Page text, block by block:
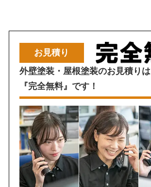
お見積り
外壁塗装・屋根塗装のお見積りは
『完全無料』です！